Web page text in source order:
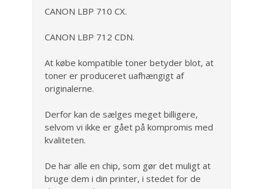
CANON LBP 710 CX.
CANON LBP 712 CDN.
At købe kompatible toner betyder blot, at
toner er produceret uafhængigt af
originalerne.
Derfor kan de sælges meget billigere,
selvom vi ikke er gået på kompromis med
kvaliteten.
De har alle en chip, som gør det muligt at
bruge dem i din printer, i stedet for de